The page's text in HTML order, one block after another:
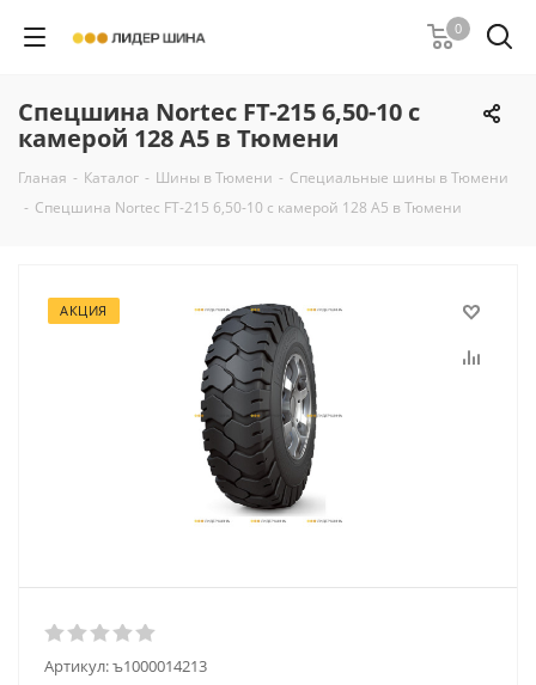
0
Спецшина Nortec FT-215 6,50-10 с
камерой 128 A5 в Тюмени
Гланая - Каталог - Шины в Тюмени - Специальные шины в Тюмени
- Спецшина Nortec FT-215 6,50-10 с камерой 128 A5 в Тюмени
АКЦИЯ
Артикул:ъ1000014213